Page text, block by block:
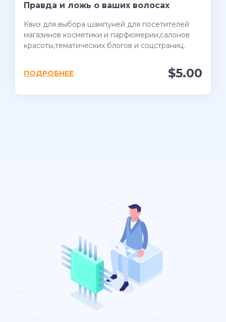
Правда и ложь о ваших волосах
Квиз для выбора шампуней для посетителей
магазинов косметики и парфюмерии,салонов
красоты,тематических блогов и соцстраниц.
$5.00
ПОДРОБНЕЕ